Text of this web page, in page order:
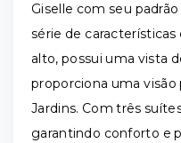
Giselle com seu
série de características
alto, possui uma vista
proporciona uma visão
Jardins. Com três
garantindo conforto e